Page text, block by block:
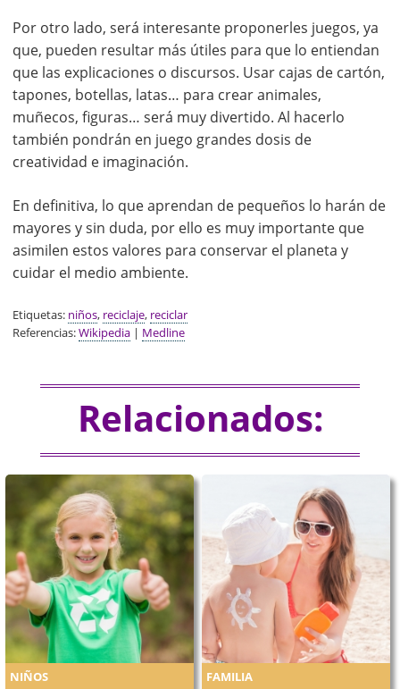
Por otro lado, será interesante proponerles juegos, ya
que, pueden resultar más útiles para que lo entiendan
que las explicaciones o discursos. Usar cajas de cartón,
tapones, botellas, latas… para crear animales,
muñecos, figuras… será muy divertido. Al hacerlo
también pondrán en juego grandes dosis de
creatividad e imaginación.
En definitiva, lo que aprendan de pequeños lo harán de
mayores y sin duda, por ello es muy importante que
asimilen estos valores para conservar el planeta y
cuidar el medio ambiente.
Etiquetas: niños, reciclaje, reciclar
Referencias:Wikipedia | Medline
Relacionados:
NIÑOS FAMILIA